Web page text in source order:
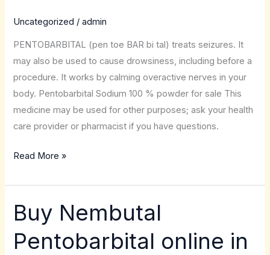
Uncategorized /admin
PENTOBARBITAL (pen toe BAR bi tal) treats seizures. It
may also be used to cause drowsiness, including before a
procedure. It works by calming overactive nerves in your
body. Pentobarbital Sodium 100 % powder for sale This
medicine may be used for other purposes; ask your health
care provider or pharmacist if you have questions.
powder
sale
Read More »
Buy Nembutal
Pentobarbital online in
Buy
Nembutal
Pentobarbital